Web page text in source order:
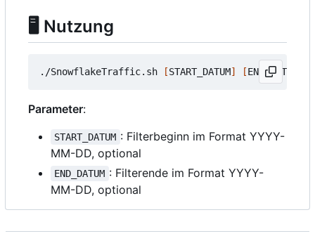
🖥 Nutzung
./SnowflakeTraffic.sh [START_DATUM] [END_DATUM
Parameter:
START_DATUM : Filterbeginn im Format YYYY-
MM-DD, optional
END_DATUM : Filterende im Format YYYY-
MM-DD, optional